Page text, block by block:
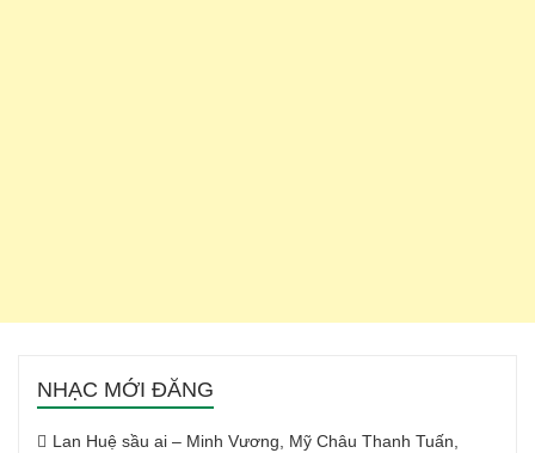
NHẠC MỚI ĐĂNG
Lan Huệ sầu ai – Minh Vương, Mỹ Châu Thanh Tuấn,